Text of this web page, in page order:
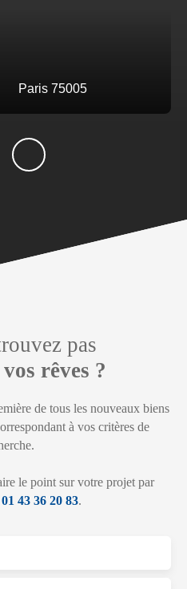
Paris 75005
pas
rêves ?
de tous les nouveaux biens
à vos critères de
le point sur votre projet par
01 43 36 20 83.